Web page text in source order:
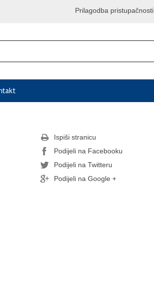
Prilagodba pristupačnosti
Ispiši stranicu
Podijeli na Facebooku
Podijeli na Twitteru
Podijeli na Google +